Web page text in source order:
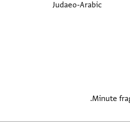
Judaeo-Arabic
Minute